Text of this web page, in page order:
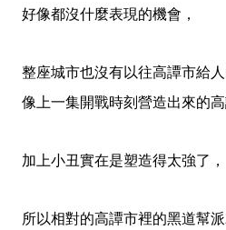
好像都沒什麼表現的機會，
整座城市也沒有以往高譚市給
像上一集開戰時刻營造出來的高
加上小丑實在是塑造得太強了，
所以相對的高譚市裡的黑道幫